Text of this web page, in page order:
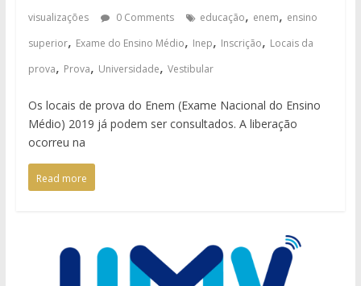
visualizações
0 Comments educação, enem, ensino
superior, Exame do Ensino Médio, Inep, Inscrição, Locais da
prova, Prova, Universidade, Vestibular
Os locais de prova do Enem (Exame Nacional do Ensino
Médio) 2019 já podem ser consultados. A liberação
ocorreu na
Read more